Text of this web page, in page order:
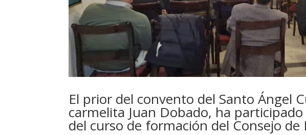
El prior del convento del Santo Ángel
carmelita Juan Dobado, ha
del curso de formación del Consejo de